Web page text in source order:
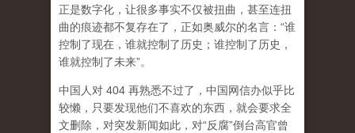
正是数字化，让很多事实不仅被扭曲，甚至连扭
曲的痕迹都不复存在了，正如奥威尔的名言：“谁
控制了现在，谁就控制了历史；谁控制了历史，
谁就控制了未来”。
中国人对 404 再熟悉不过了，中国网信办似乎比
较懒，只要发现他们不喜欢的东西，就会要求全
文删除，对突发新闻如此，对“反腐”倒台高官曾